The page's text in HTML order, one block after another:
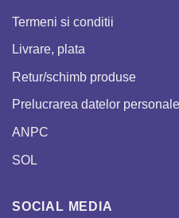
Termeni si conditii
Livrare, plata
Retur/schimb produse
Prelucrarea datelor personale
ANPC
SOL
SOCIAL MEDIA